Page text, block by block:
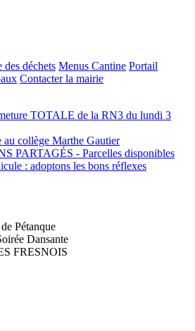
des déchets Menus Cantine Portail
Contacter la mairie
TOTALE de la RN3 du lundi 3
au collège Marthe Gautier
PARTAGÉS - Parcelles disponibles
: adoptons les bons réflexes
Pétanque
Dansante
FRESNOIS